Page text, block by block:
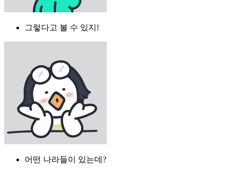
그렇다고 볼 수 있지!
어떤 나라들이 있는데?